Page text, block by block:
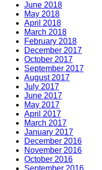
June 2018
May 2018
April 2018
March 2018
February 2018
December 2017
October 2017
September 2017
August 2017
July 2017
June 2017
May 2017
April 2017
March 2017
January 2017
December 2016
November 2016
October 2016
September 2016